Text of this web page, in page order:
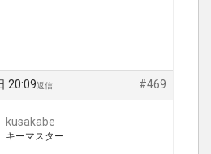
20:09 #469
返信
kusakabe
キーマスター